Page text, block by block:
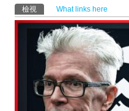
主要索引標籤
檢視 (作用中頁籤)
What links here